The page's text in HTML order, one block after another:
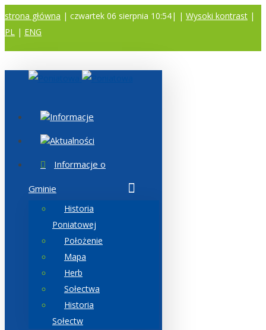
strona główna | czwartek 06 sierpnia 10:54| | Wysoki kontrast |
PL | ENG
Informacje
Aktualności
Informacje o
Gminie
Historia
Poniatowej
Położenie
Mapa
Herb
Sołectwa
Historia
Sołectw